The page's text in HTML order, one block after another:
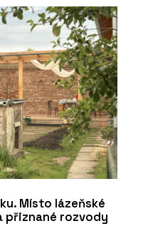
Místo lázeňské
přiznané rozvody